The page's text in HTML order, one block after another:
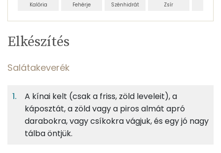
Kalória Fehérje Szénhidrát Zsír
Egy
adagban
2%
Salátakeverék
93gkínai kel
TÁPANYAGTARTALOM
2%
Fehérje
7%
Szénhidrát
2%
Zsír
88%
Víz
TOP ásványi anyagok
Elkészítés
Salátakeverék
A kínai kelt (csak a friss, zöld leveleit), a
káposztát, a zöld vagy a piros almát apró
darabokra, vagy csíkokra vágjuk, és egy jó nagy
tálba öntjük.